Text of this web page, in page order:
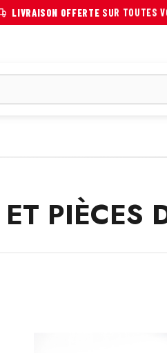
LIVRAISON OFFERTE SUR TOUTES
PAIEMENT3×OU
PIÈCES